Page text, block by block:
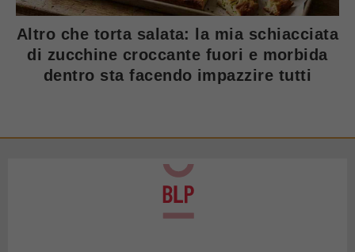
Altro che torta salata: la mia schiacciata
di zucchine croccante fuori e morbida
dentro sta facendo impazzire tutti